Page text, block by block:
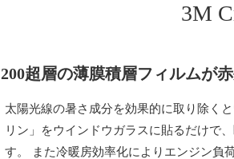
3M
200超層の薄膜積層フィルムが
太陽光線の暑さ成分を効果的に取り除く
リン」をウインドウガラスに貼るだけで
す。 また冷暖房効率化によりエンジン負